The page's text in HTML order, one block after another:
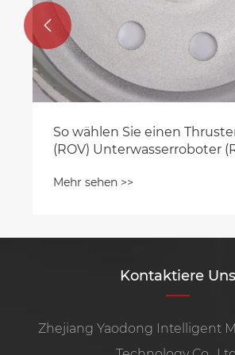

Kontaktiere Uns
Zhejiang Yaodong Intelligent